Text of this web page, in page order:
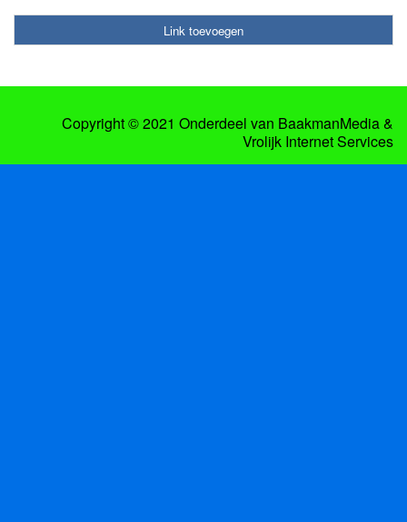
Link toevoegen
Copyright © 2021 Onderdeel van BaakmanMedia&
Vrolijk Internet Services